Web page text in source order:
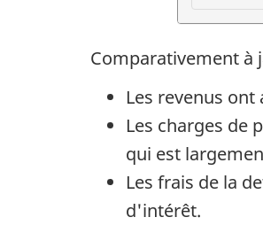
Comparativement à
Les revenus
Les charges de
qui est
Les frais de la
d'intérêt.